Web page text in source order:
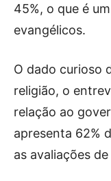
45%, o que é
evangélicos.
O dado curioso
religião, o
relação ao
apresenta 62%
as avaliações